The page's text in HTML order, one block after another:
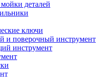
деталей
ключи
и поверочный инструмент
инструмент